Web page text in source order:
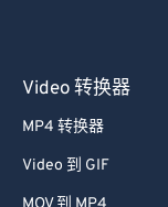
Video 转换器
MP4 转换器
Video 到 GIF